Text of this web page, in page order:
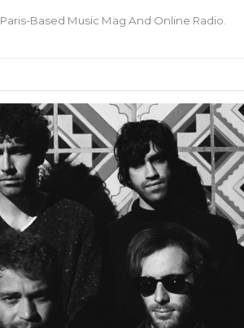
Paris-Based Music Mag And Online Radio.